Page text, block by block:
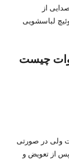
از
لباسشویی
چیست
ولی در صورتی
از تعویض و